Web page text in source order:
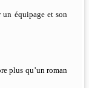
un équipage et son
plus qu’un roman